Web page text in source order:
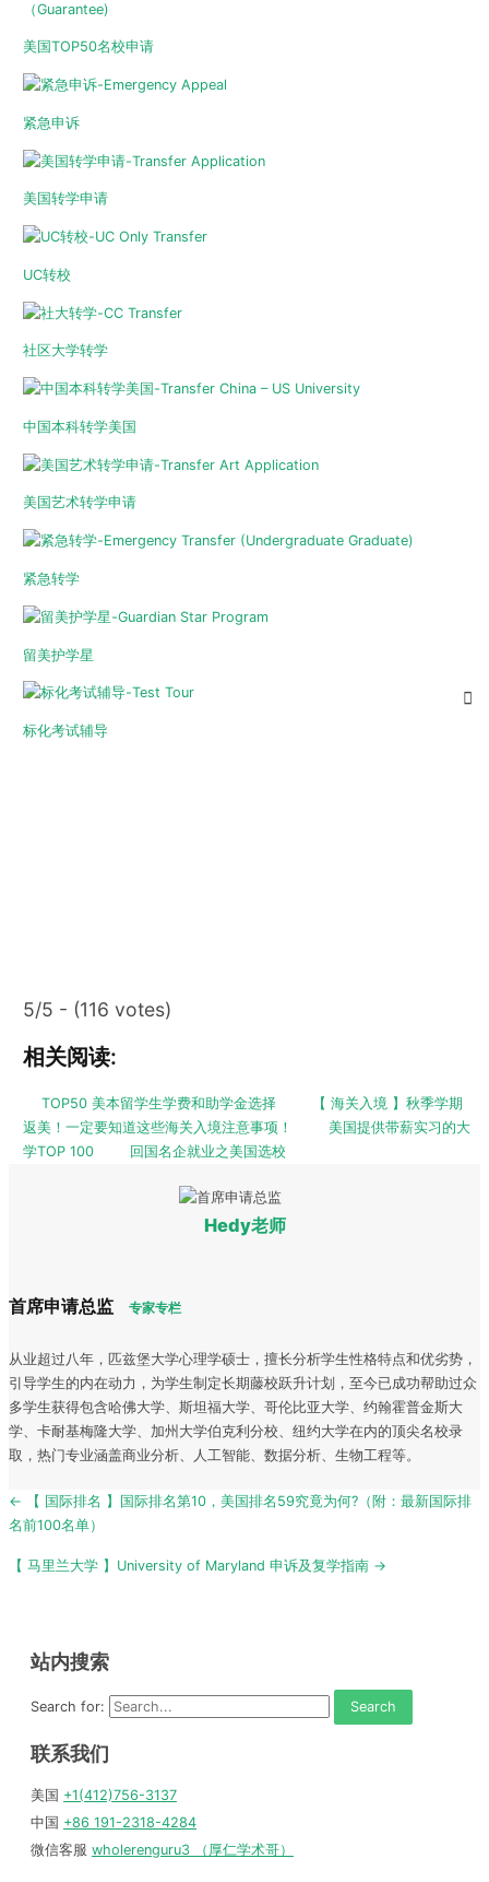
美国TOP50名校申请
紧急申诉
美国转学申请
UC转校
社区大学转学
中国本科转学美国
美国艺术转学申请
紧急转学
留美护学星
标化考试辅导
5/5 - (116 votes)
相关阅读:
TOP50 美本留学生学费和助学金选择
【 海关入境 】秋季学期
返美！一定要知道这些海关入境注意事项！
美国提供带薪实习的大
学TOP 100
回国名企就业之美国选校
Hedy老师
首席申请总监 专家专栏
从业超过八年，匹兹堡大学心理学硕士，擅长分析学生性格特点和优劣势，
引导学生的内在动力，为学生制定长期藤校跃升计划，至今已成功帮助过众
多学生获得包含哈佛大学、斯坦福大学、哥伦比亚大学、约翰霍普金斯大
学、卡耐基梅隆大学、加州大学伯克利分校、纽约大学在内的顶尖名校录
取，热门专业涵盖商业分析、人工智能、数据分析、生物工程等。
Post
navigation
← 【 国际排名 】国际排名第10，美国排名59究竟为何?（附：最新国际排
名前100名单）
【 马里兰大学 】University of Maryland 申诉及复学指南 →
站内搜索
Search for:
联系我们
美国 +1(412)756-3137
中国 +86 191-2318-4284
微信客服 wholerenguru3 （厚仁学术哥）